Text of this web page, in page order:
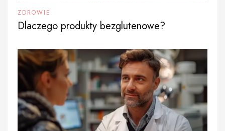
ZDROWIE
Dlaczego produkty bezglutenowe?